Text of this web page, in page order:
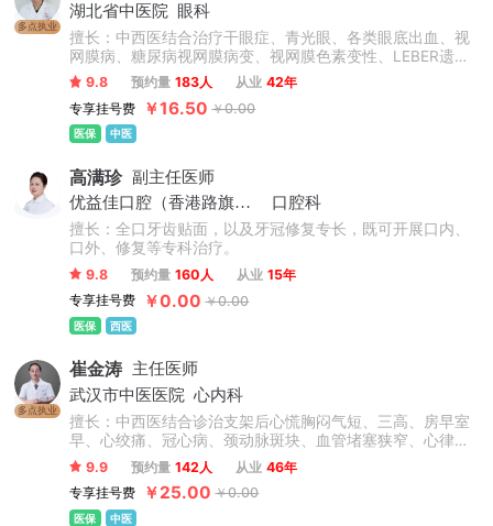
多点执业
湖北省中医院
眼科
擅长：中西医结合治疗干眼症、青光眼、各类眼底出血、视
网膜病、糖尿病视网膜病变、视网膜色素变性、LEBER遗传
性视神经病变、中浆、视神经萎缩、黄斑变性、黄斑水肿、
黄斑萎缩、葡萄膜炎、角膜炎、结膜炎、飞蚊症等等。
9.8 预约量 183人 从业 42年
专享挂号费
￥16.50 ￥0.00
医保 中医
高满珍 副主任医师
优益佳口腔（香港路旗舰店）
口腔科
擅长：全口牙齿贴面，以及牙冠修复专长，既可开展口内、
口外、修复等专科治疗。
9.8 预约量 160人 从业 15年
专享挂号费
￥0.00 ￥0.00
医保 西医
多点执业
崔金涛 主任医师
武汉市中医医院 心内科
擅长：中西医结合诊治支架后心慌胸闷气短、三高、房早室
早、心绞痛、冠心病、颈动脉斑块、血管堵塞狭窄、心律失
常、心肌缺血、房颤早搏、心梗、脑梗及后遗症等等心脑血
管疾病，各种内科急症、心脑血管、肺系、胃肠、老年性疾
病、以及各类疑难杂症方面积累了丰富的临床经验。擅长未
病先防，调理各类亚健康状态。
9.9 预约量 142人 从业 46年
专享挂号费
￥25.00 ￥0.00
医保 中医